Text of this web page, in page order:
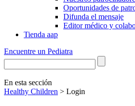
Oportunidades de
Difunda el mensaje
Editor médico y
Tienda aap
Encuentre un Pediatra
En esta sección
Healthy Children > Login